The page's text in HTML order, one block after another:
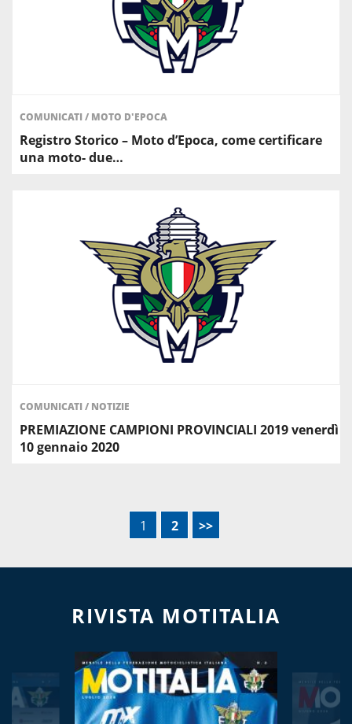
COMUNICATI/ MOTO D'EPOCA
Registro Storico – Moto d’Epoca, come certificare
una moto- due…
COMUNICATI/ NOTIZIE
PREMIAZIONE CAMPIONI PROVINCIALI 2019 venerdì
10 gennaio 2020
1 2 >>
RIVISTA MOTITALIA